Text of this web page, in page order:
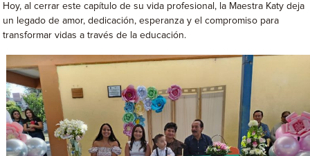
Hoy, al cerrar este capítulo de su vida profesional, la Maestra Katy deja
un legado de amor, dedicación, esperanza y el compromiso para
transformar vidas a través de la educación.